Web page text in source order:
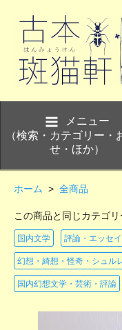
メニュー
（検索・カテゴリー・
せ・ほか）
ホーム > 全商品
この商品と同じカテゴ
国内文学 評論・エッセイ
幻想・綺想・怪奇・シュル
国内幻想文学・芸術・評論